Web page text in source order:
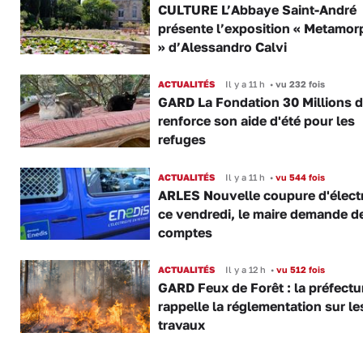
CULTURE L’Abbaye Saint-André
présente l’exposition «
» d’Alessandro Calvi
ACTUALITÉS Il y a 11 h •vu 232 fois
GARD La Fondation 30 Millions
renforce son aide d'été pour les
refuges
ACTUALITÉS Il y a 11 h •vu 544 fois
ARLES Nouvelle coupure
ce vendredi, le maire demande
comptes
ACTUALITÉS Il y a 12 h •vu 512 fois
GARD Feux de Forêt : la
rappelle la réglementation sur
travaux